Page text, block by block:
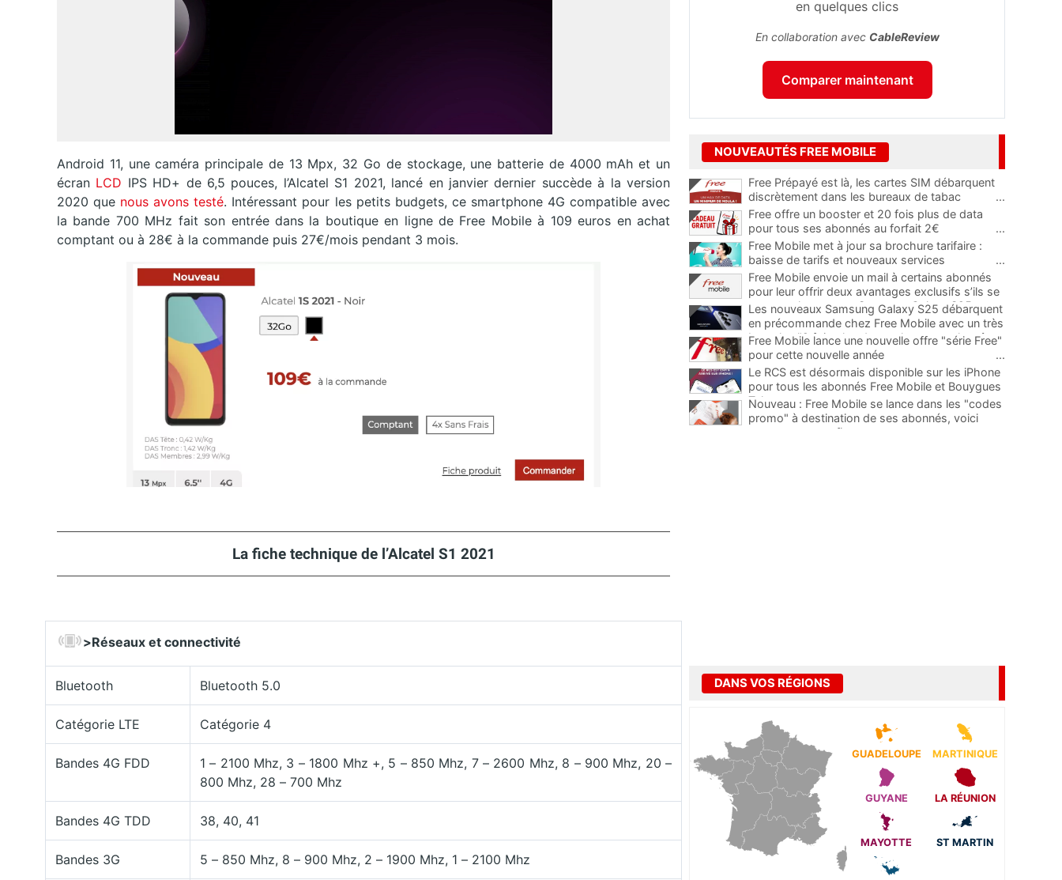
Android 11, une caméra principale de 13 Mpx, 32 Go de stockage, une batterie de 4000 mAh et un
écran LCD IPS HD+ de 6,5 pouces, l’Alcatel S1 2021, lancé en janvier dernier succède à la version
2020 que nous avons testé. Intéressant pour les petits budgets, ce smartphone 4G compatible avec
la bande 700 MHz fait son entrée dans la boutique en ligne de Free Mobile à 109 euros en achat
comptant ou à 28€ à la commande puis 27€/mois pendant 3 mois.
La fiche technique de l’Alcatel S1 2021
>Réseaux et connectivité
Bluetooth Bluetooth 5.0
Catégorie LTE Catégorie 4
Bandes 4G FDD
1 – 2100 Mhz, 3 – 1800 Mhz +, 5 – 850 Mhz, 7 – 2600 Mhz, 8 – 900 Mhz, 20 –
800 Mhz, 28 – 700 Mhz
Bandes 4G TDD 38, 40, 41
Bandes 3G 5 – 850 Mhz, 8 – 900 Mhz, 2 – 1900 Mhz, 1 – 2100 Mhz
en quelques clics
En collaboration avec CableReview
Comparer maintenant
NOUVEAUTÉS FREE MOBILE
Free Prépayé est là, les cartes SIM débarquent
discrètement dans les bureaux de tabac
...
Free offre un booster et 20 fois plus de data
pour tous ses abonnés au forfait 2€
...
Free Mobile met à jour sa brochure tarifaire :
baisse de tarifs et nouveaux services
...
Free Mobile envoie un mail à certains abonnés
pour leur offrir deux avantages exclusifs s’ils se
ruent sur le nouveau Samsung Galaxy S25
...
Les nouveaux Samsung Galaxy S25 débarquent
en précommande chez Free Mobile avec un très
bon plan "2 fois plus de stockage pour le même
prix"
Free Mobile lance une nouvelle offre "série Free"
pour cette nouvelle année
...
Le RCS est désormais disponible sur les iPhone
pour tous les abonnés Free Mobile et Bouygues
Telecom
...
Nouveau : Free Mobile se lance dans les "codes
promo" à destination de ses abonnés, voici
comment en profiter
DANS VOS RÉGIONS
GUADELOUPE MARTINIQUE
GUYANE LA RÉUNION
MAYOTTE ST MARTIN